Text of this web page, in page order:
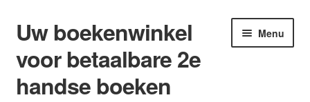
Ga
door
naar
navigatie
Ga
naar
de
inhoud
Uw boekenwinkel
voor betaalbare 2e
handse boeken
Menu